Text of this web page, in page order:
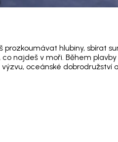
hlubiny, sbírat
najdeš v moři. Během
oceánské dobrodružství